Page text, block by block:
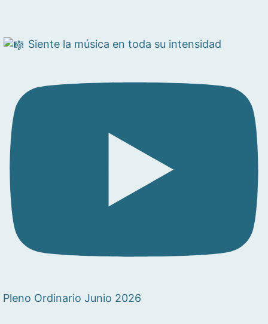
Siente la música en toda su intensidad
Pleno Ordinario Junio 2026